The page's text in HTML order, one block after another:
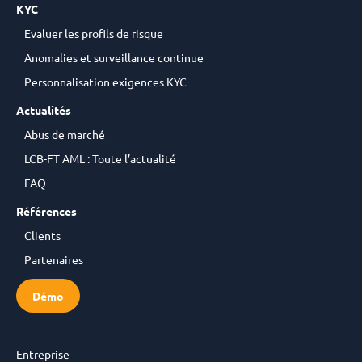
KYC
Evaluer les profils de risque
Anomalies et surveillance continue
Personnalisation exigences KYC
Actualités
Abus de marché
LCB-FT AML : Toute l’actualité
FAQ
Références
Clients
Partenaires
Démo
Entreprise